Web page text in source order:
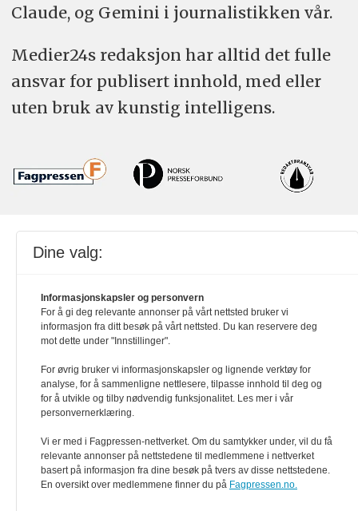
Claude, og Gemini i journalistikken vår.
Medier24s redaksjon har alltid det fulle
ansvar for publisert innhold, med eller
uten bruk av kunstig intelligens.
Powered by Labrador CMS
Dine valg:
Informasjonskapsler og personvern
For å gi deg relevante annonser på vårt nettsted bruker vi
informasjon fra ditt besøk på vårt nettsted. Du kan reservere deg
mot dette under "Innstillinger".
For øvrig bruker vi informasjonskapsler og lignende verktøy for
analyse, for å sammenligne nettlesere, tilpasse innhold til deg og
for å utvikle og tilby nødvendig funksjonalitet. Les mer i vår
personvernerklæring.
Vi er med i Fagpressen-nettverket. Om du samtykker under, vil du få
relevante annonser på nettstedene til medlemmene i nettverket
basert på informasjon fra dine besøk på tvers av disse nettstedene.
En oversikt over medlemmene finner du på Fagpressen.no.